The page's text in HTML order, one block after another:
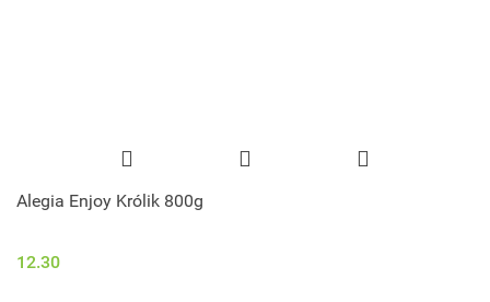
Alegia Enjoy Królik 800g
12.30